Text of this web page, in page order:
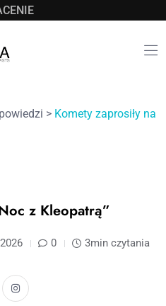
> Komety zaprosiły na
z Kleopatrą”
0 3min czytania